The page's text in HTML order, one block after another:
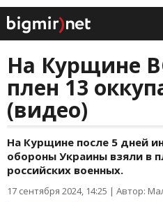
На Курщине
плен 13
(видео)
На Курщине после 5 дней
обороны Украины взяли в
российских военных.
17 сентября 2024, 14:25 | Автор: